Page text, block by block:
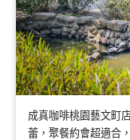
成真咖啡桃園藝文町
蕾，聚餐約會超適合